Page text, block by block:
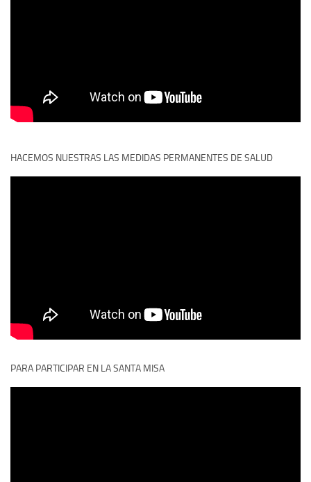
HACEMOS NUESTRAS LAS MEDIDAS PERMANENTES DE SALUD
PARA PARTICIPAR EN LA SANTA MISA